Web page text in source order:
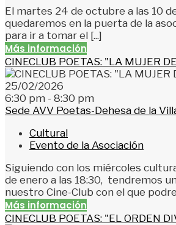
El martes 24 de octubre a las 10
quedaremos en la puerta de la
para ir a tomar el [...]
Más información
CINECLUB POETAS: "LA MUJER
25/02/2026
6:30 pm - 8:30 pm
Sede AVV Poetas-Dehesa de la
Cultural
Evento de la Asociación
Siguiendo con los miércoles
de enero a las 18:30, tendremos
nuestro Cine-Club con el que
Más información
CINECLUB POETAS: "EL ORDEN